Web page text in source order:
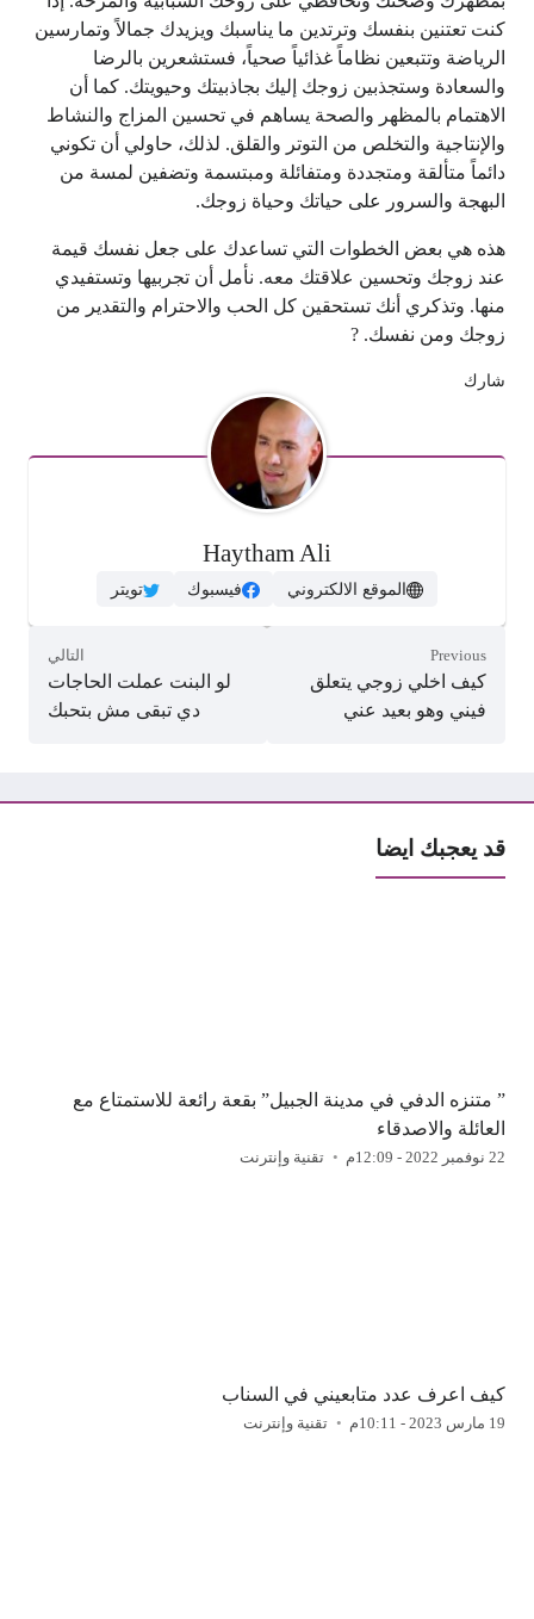
كنت تعتنين بنفسك وترتدين ما يناسبك ويزيدك جمالاً وتمارسين
الرياضة وتتبعين نظاماً غذائياً صحياً، فستشعرين بالرضا
والسعادة وستجذبين زوجك إليك بجاذبيتك وحيويتك. كما أن
الاهتمام بالمظهر والصحة يساهم في تحسين المزاج والنشاط
والإنتاجية والتخلص من التوتر والقلق. لذلك، حاولي أن تكوني
دائماً متألقة ومتجددة ومتفائلة ومبتسمة وتضفين لمسة من
البهجة والسرور على حياتك وحياة زوجك.
هذه هي بعض الخطوات التي تساعدك على جعل نفسك قيمة
عند زوجك وتحسين علاقتك معه. نأمل أن تجربيها وتستفيدي
منها. وتذكري أنك تستحقين كل الحب والاحترام والتقدير من
زوجك ومن نفسك. ?
شارك
Haytham Ali
الموقع الالكتروني فيسبوك تويتر
Previous
كيف اخلي زوجي يتعلق
فيني وهو بعيد عني
التالي
لو البنت عملت الحاجات
دي تبقى مش بتحبك
قد يعجبك ايضا
” متنزه الدفي في مدينة الجبيل” بقعة رائعة للاستمتاع مع
العائلة والاصدقاء
22 نوفمبر 2022 - 12:09م تقنية وإنترنت
كيف اعرف عدد متابعيني في السناب
19 مارس 2023 - 10:11م تقنية وإنترنت